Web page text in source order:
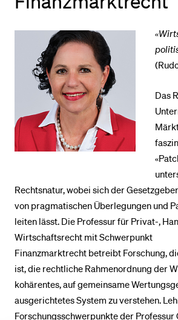
Das
Rechtsnatur, wobei sich der
von pragma­tischen Überlegungen und
leiten lässt. Die Professur für Privat-,
Wirtschaftsrecht mit Schwer­punkt
Finanzmarktrecht betreibt Forschung,
ist, die rechtliche Rahmen­ordnung der
kohärentes, auf gemeinsame
ausgerichtetes System zu verstehen.
Forschungsschwerpunkte der
BELIEBTE INHALTE
Vorlesungsverzeichnis
Bibliothek
Sportangebot
Menuplan Mensa
Anmeldung und Zulassung